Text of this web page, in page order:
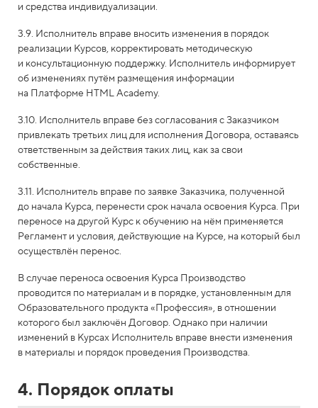
и средства индивидуализации.
3.9. Исполнитель вправе вносить изменения в порядок
реализации Курсов, корректировать методическую
и консультационную поддержку. Исполнитель информирует
об изменениях путём размещения информации
на Платформе HTML Academy.
3.10. Исполнитель вправе без согласования с Заказчиком
привлекать третьих лиц для исполнения Договора, оставаясь
ответственным за действия таких лиц, как за свои
собственные.
3.11. Исполнитель вправе по заявке Заказчика, полученной
до начала Курса, перенести срок начала освоения Курса. При
переносе на другой Курс к обучению на нём применяется
Регламент и условия, действующие на Курсе, на который был
осуществлён перенос.
В случае переноса освоения Курса Производство
проводится по материалам и в порядке, установленным для
Образовательного продукта «Профессия», в отношении
которого был заключён Договор. Однако при наличии
изменений в Курсах Исполнитель вправе внести изменения
в материалы и порядок проведения Производства.
4. Порядок оплаты